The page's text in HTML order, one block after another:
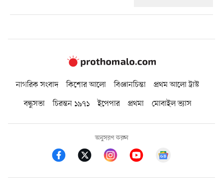
নাগরিক সংবাদ কিশোর আলো বিজ্ঞানচিন্তা
প্রথম আলো ট্রাস্ট
বন্ধুসভা
চিরন্তন ১৯৭১ ইপেপার প্রথমা মোবাইল ভ্যাস
অনুসরণ করুন